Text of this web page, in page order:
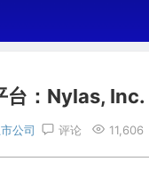
台：Nylas, Inc.
公司 评论 11,606